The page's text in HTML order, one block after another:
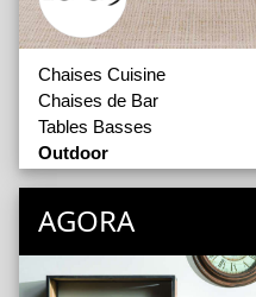
Chaises Cuisine
Chaises de Bar
Tables Basses
Outdoor
Outdoor
AGORA